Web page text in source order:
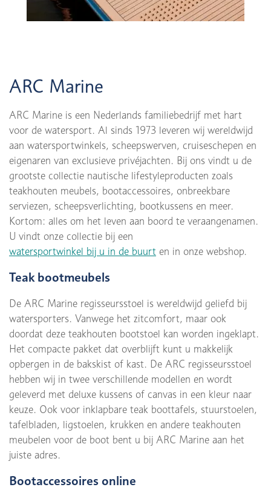
ARC Marine
ARC Marine is een Nederlands familiebedrijf met hart
voor de watersport. Al sinds 1973 leveren wij wereldwijd
aan watersportwinkels, scheepswerven, cruiseschepen en
eigenaren van exclusieve privéjachten. Bij ons vindt u de
grootste collectie nautische lifestyleproducten zoals
teakhouten meubels, bootaccessoires, onbreekbare
serviezen, scheepsverlichting, bootkussens en meer.
Kortom: alles om het leven aan boord te veraangenamen.
U vindt onze collectie bij een
watersportwinkel bij u in de buurt en in onze webshop.
Teak bootmeubels
De ARC Marine regisseursstoel is wereldwijd geliefd bij
watersporters. Vanwege het zitcomfort, maar ook
doordat deze teakhouten bootstoel kan worden ingeklapt.
Het compacte pakket dat overblijft kunt u makkelijk
opbergen in de bakskist of kast. De ARC regisseursstoel
hebben wij in twee verschillende modellen en wordt
geleverd met deluxe kussens of canvas in een kleur naar
keuze. Ook voor inklapbare teak boottafels, stuurstoelen,
tafelbladen, ligstoelen, krukken en andere teakhouten
meubelen voor de boot bent u bij ARC Marine aan het
juiste adres.
Bootaccessoires online